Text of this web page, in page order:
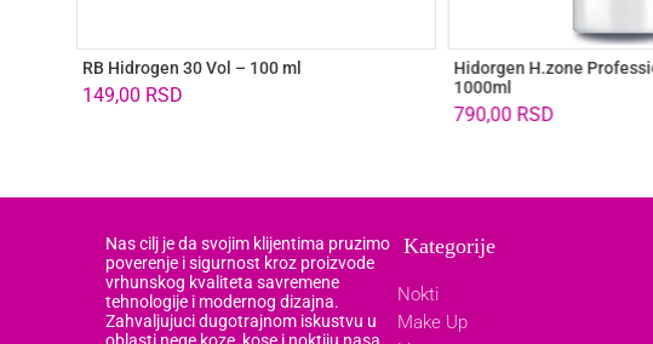
RB Hidrogen 30 Vol – 100 ml
149,00 RSD
Hidorgen H.zone
1000ml
790,00 RSD
Nas cilj je da svojim klijentima pruzimo
poverenje i sigurnost kroz proizvode
vrhunskog kvaliteta savremene
tehnologije i modernog dizajna.
Zahvaljujuci dugotrajnom iskustvu u
oblasti nege koze, kose i noktiju nasa
Kategorije
Nokti
Make Up